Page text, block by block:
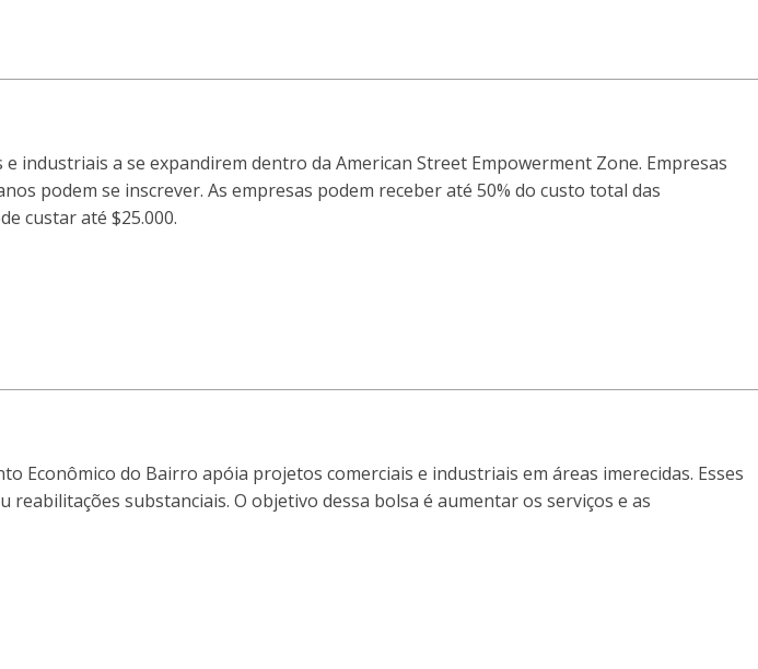
industriais a se expandirem dentro da American Street Empowerment Zone. Empresas
podem se inscrever. As empresas podem receber até 50% do custo total das
custar até $25.000.
Econômico do Bairro apóia projetos comerciais e industriais em áreas imerecidas. Esses
substanciais. O objetivo dessa bolsa é aumentar os serviços e as